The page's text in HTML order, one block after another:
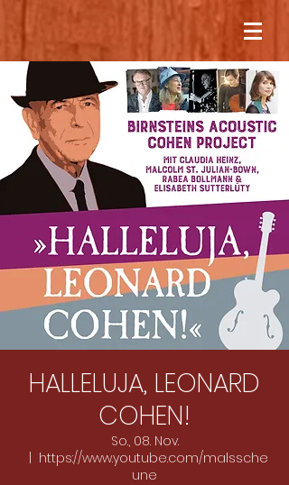
HALLELUJA, LEONARD
COHEN!
So., 08. Nov.
https://www.youtube.com/malssche
une